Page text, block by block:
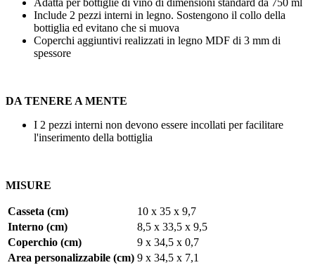
Adatta per bottiglie di vino di dimensioni standard da 750 ml
Include 2 pezzi interni in legno. Sostengono il collo della
bottiglia ed evitano che si muova
Coperchi aggiuntivi realizzati in legno MDF di 3 mm di
spessore
DA TENERE A MENTE
I 2 pezzi interni non devono essere incollati per facilitare
l'inserimento della bottiglia
MISURE
Casseta (cm)
10 x 35 x 9,7
Interno (cm)
8,5 x 33,5 x 9,5
Coperchio (cm)
9 x 34,5 x 0,7
Area personalizzabile (cm) 9 x 34,5 x 7,1